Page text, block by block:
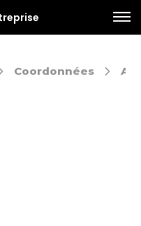
Coordonnées